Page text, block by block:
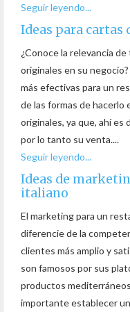
Seguir leyendo...
Ideas para
¿Conoce la relevancia
originales en su
más efectivas para un
de las formas de
originales, ya que, ahí
por lo tanto su venta....
Seguir leyendo...
Ideas de
italiano
El marketing para un
diferencie de la
clientes más amplio y
son famosos por sus
productos
importante establecer